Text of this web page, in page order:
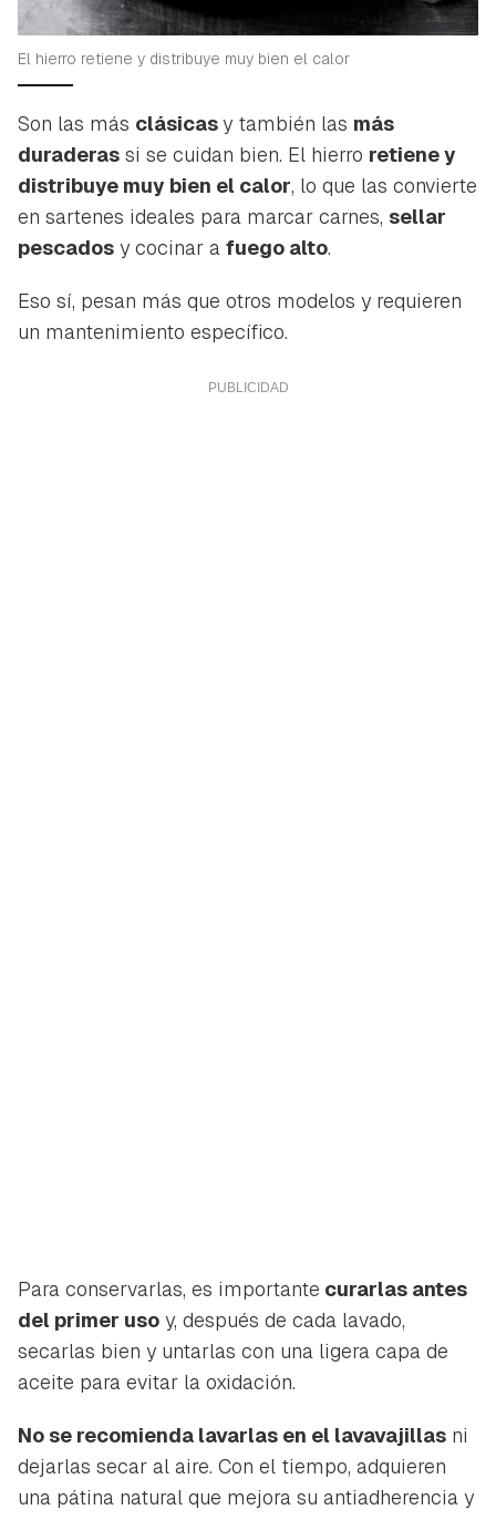
El hierro retiene y distribuye muy bien el calor
Son las más clásicasy también las más
duraderas si se cuidan bien. El hierro retiene y
distribuye muy bien el calor, lo que las convierte
en sartenes ideales para marcar carnes, sellar
pescados y cocinar a fuego alto.
Eso sí, pesan más que otros modelos y requieren
un mantenimiento específico.
Para conservarlas, es importante curarlas antes
del primer uso y, después de cada lavado,
secarlas bien y untarlas con una ligera capa de
aceite para evitar la oxidación.
No se recomienda lavarlas en el lavavajillas ni
dejarlas secar al aire. Con el tiempo, adquieren
una pátina natural que mejora su antiadherencia y